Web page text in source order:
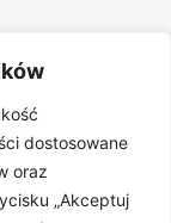
dostosowane
oraz
„Akceptuj
niezależnie od
zabroniona
materiału
postaci jest zabroniona
będą wnikliwie